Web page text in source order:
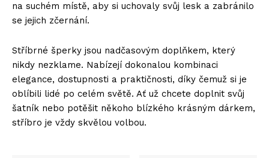
na suchém místě, aby si uchovaly svůj lesk a zabránilo
se jejich zčernání.
Stříbrné šperky jsou nadčasovým doplňkem, který
nikdy nezklame. Nabízejí dokonalou kombinaci
elegance, dostupnosti a praktičnosti, díky čemuž si je
oblíbili lidé po celém světě. Ať už chcete doplnit svůj
šatník nebo potěšit někoho blízkého krásným dárkem,
stříbro je vždy skvělou volbou.